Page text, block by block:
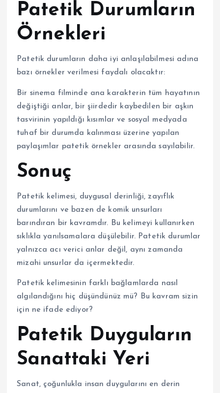
Patetik Durumların
Örnekleri
Patetik durumların daha iyi anlaşılabilmesi adına
bazı örnekler verilmesi faydalı olacaktır:
Bir sinema filminde ana karakterin tüm hayatının
değiştiği anlar, bir şiirdedir kaybedilen bir aşkın
tasvirinin yapıldığı kısımlar ve sosyal medyada
tuhaf bir durumda kalınması üzerine yapılan
paylaşımlar patetik örnekler arasında sayılabilir.
Sonuç
Patetik kelimesi, duygusal derinliği, zayıflık
durumlarını ve bazen de komik unsurları
barındıran bir kavramdır. Bu kelimeyi kullanırken
sıklıkla yanılsamalara düşülebilir. Patetik durumlar
yalnızca acı verici anlar değil, aynı zamanda
mizahi unsurlar da içermektedir.
Patetik kelimesinin farklı bağlamlarda nasıl
algılandığını hiç düşündünüz mü? Bu kavram sizin
için ne ifade ediyor?
Patetik Duyguların
Sanattaki Yeri
Sanat, çoğunlukla insan duygularını en derin